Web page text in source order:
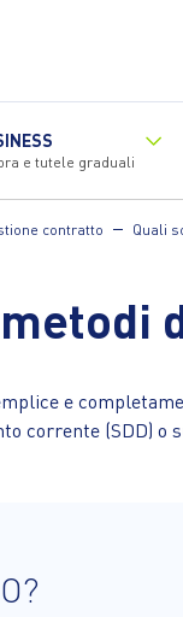
e tutele graduali
contratto Quali
e
corrente (SDD) o